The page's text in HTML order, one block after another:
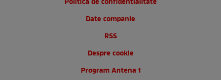
Date companie
RSS
Despre cookie
Program Antena 1